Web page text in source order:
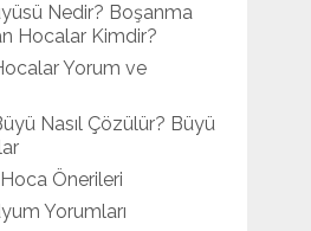
Nedir? Boşanma
Hocalar Kimdir?
Yorum ve
Nasıl Çözülür? Büyü
Önerileri
Yorumları